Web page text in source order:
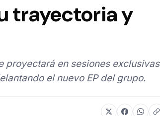
trayectoria y
proyectará en sesiones exclusivas
el nuevo EP del grupo.